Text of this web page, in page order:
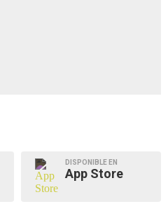
DISPONIBLE EN
App Store